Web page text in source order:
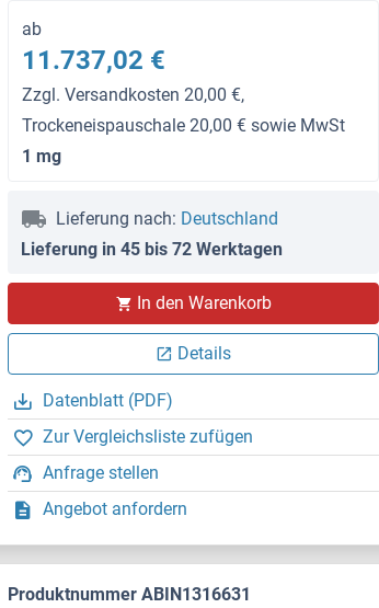
ab
11.737,02 €
Zzgl. Versandkosten 20,00 €,
Trockeneispauschale 20,00 € sowie MwSt
1 mg
Lieferung nach: Deutschland
Lieferung in 45 bis 72 Werktagen
In den Warenkorb
Details
Datenblatt (PDF)
Zur Vergleichsliste zufügen
Anfrage stellen
Angebot anfordern
Produktnummer ABIN1316631